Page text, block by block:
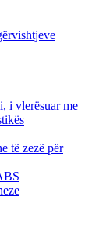
i vlerësuar me
të zezë për